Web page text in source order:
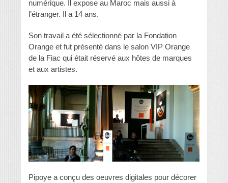
numérique. Il expose au Maroc mais aussi à
l’étranger. Il a 14 ans.
Son travail a été sélectionné par la Fondation
Orange et fut présenté dans le salon VIP Orange
de la Fiac qui était réservé aux hôtes de marques
et aux artistes.
Pipoye a conçu des oeuvres digitales pour décorer